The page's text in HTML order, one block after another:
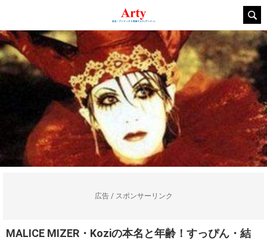
広告 / スポンサーリンク
MALICE MIZER・Koziの本名と年齢！すっぴん・結